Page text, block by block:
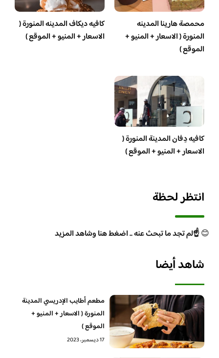
محمصة هارينا المدينه
المنورة ( الاسعار + المنيو +
الموقع )
كافيه ديكاف المدينه المنورة (
الاسعار + المنيو + الموقع )
كافيه دِفان المدينة المنورة (
الاسعار + المنيو + الموقع )
انتظر لحظة
😊☝️لم تجد ما تبحث عنه .. اضغط هنا وشاهد المزيد
شاهد أيضا
مطعم أطايب الإدريسي المدينة
المنورة ( الاسعار + المنيو +
الموقع )
17 ديسمبر، 2023